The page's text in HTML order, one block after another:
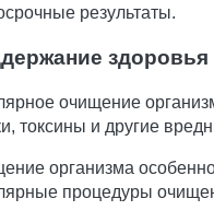
результаты.
очищение
токсины и другие
организма
процедуры